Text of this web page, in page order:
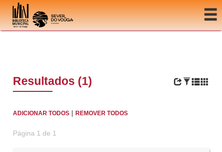
Ir para o conteúdo
Resultados (1)
ADICIONAR TODOS |REMOVER TODOS
Página 1 de 1